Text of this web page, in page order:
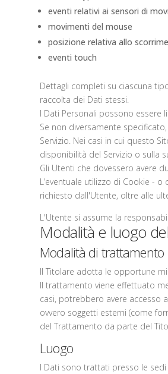
eventi relativi ai sensori di
movimenti del mouse
posizione relativa allo
eventi touch
Dettagli completi su ciascuna
raccolta dei Dati stessi.
I Dati Personali possono
Se non diversamente
Servizio. Nei casi in cui questo
disponibilità del Servizio o sulla
Gli Utenti che dovessero avere
L’eventuale utilizzo di Cookie -
richiesto dall'Utente, oltre alle
L'Utente si assume la
Modalità e luogo
Modalità di trattamento
Il Titolare adotta le opportune
Il trattamento viene effettuato
casi, potrebbero avere accesso
ovvero soggetti esterni (come
del Trattamento da parte del
Luogo
I Dati sono trattati presso le